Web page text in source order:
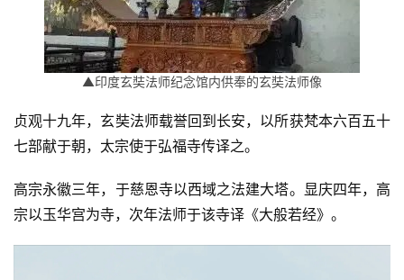
▲印度玄奘法师纪念馆内供奉的玄奘法师像
贞观十九年，玄奘法师载誉回到长安，以所获梵本六百五十
七部献于朝，太宗使于弘福寺传译之。
高宗永徽三年，于慈恩寺以西域之法建大塔。显庆四年，高
宗以玉华宫为寺，次年法师于该寺译《大般若经》。